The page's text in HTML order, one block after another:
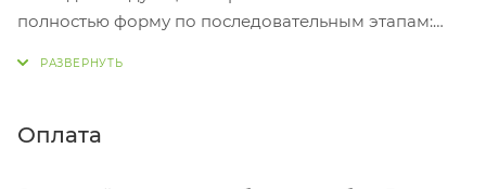
полностью форму по последовательным этапам:
Нажмите кнопку «Оформить заказ».
Оплата